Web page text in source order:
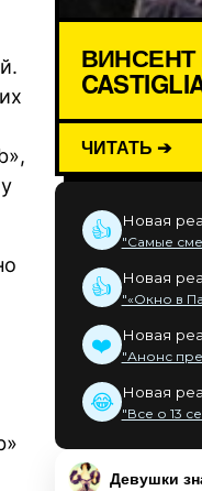
ВИНСЕНТ
ЧИТАТЬ ➔
👍 Новая
"Самые
👍 Новая
"«Окно в
❤️ Новая
"Анонс
😂 Новая
"Все о 13
Девушки